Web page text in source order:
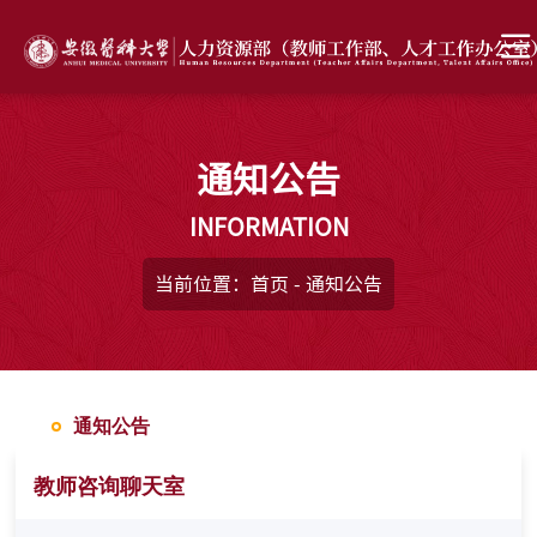
通知公告
INFORMATION
当前位置： 首页 - 通知公告
通知公告
教师咨询聊天室